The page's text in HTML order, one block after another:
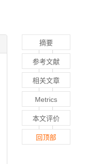
摘要
参考文献
相关文章
Metrics
本文评价
回顶部